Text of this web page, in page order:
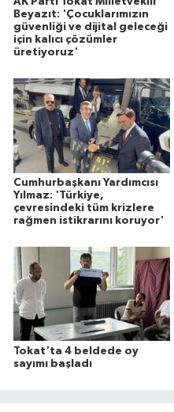
Beyazıt: 'Çocuklarımızın
güvenliği ve dijital geleceği
için kalıcı çözümler
üretiyoruz'
Cumhurbaşkanı Yardımcısı
Yılmaz: 'Türkiye,
çevresindeki tüm krizlere
rağmen istikrarını koruyor'
Tokat'ta 4 beldede oy
sayımı başladı